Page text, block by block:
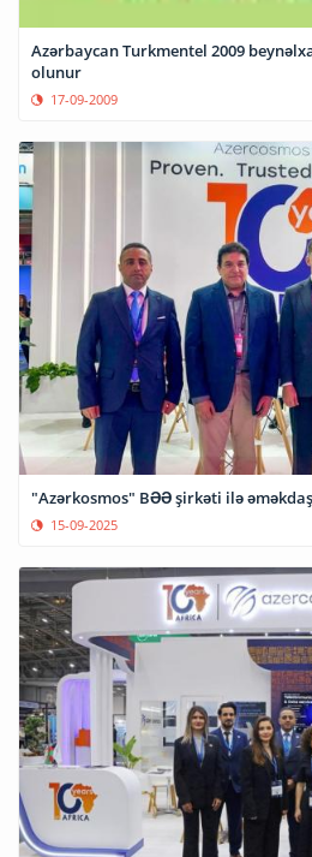
Azərbaycan Turkmentel 2009
olunur
17-09-2009
"Azərkosmos" BƏƏ şirkəti ilə
15-09-2025